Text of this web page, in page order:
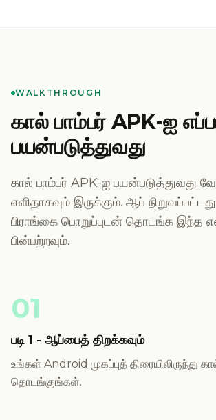
WALKTHROUGH
கால் பாம்பர் APK-ஐ
பயன்படுத்துவது
கால் பாம்பர் APK-ஐ பயன்படுத்துவது
எளிதாகவும் இருக்கும். ஆப்
பிராங்கை பொறுப்புடன் தொடங்க இந்த
பின்பற்றவும்.
01
படி 1 - ஆப்பைத் திறக்கவும்
உங்கள் Android முகப்புத் திரையிலிருந்து
தொடங்குங்கள்.